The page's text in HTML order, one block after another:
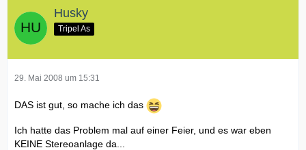
Husky
Tripel As
29. Mai 2008 um 15:31
DAS ist gut, so mache ich das
Ich hatte das Problem mal auf einer Feier, und es war eben
KEINE Stereoanlage da...